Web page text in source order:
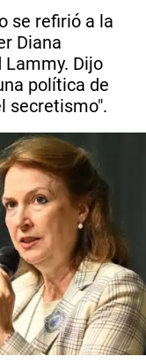
se refirió a la
Diana
Lammy. Dijo
política de
secretismo".